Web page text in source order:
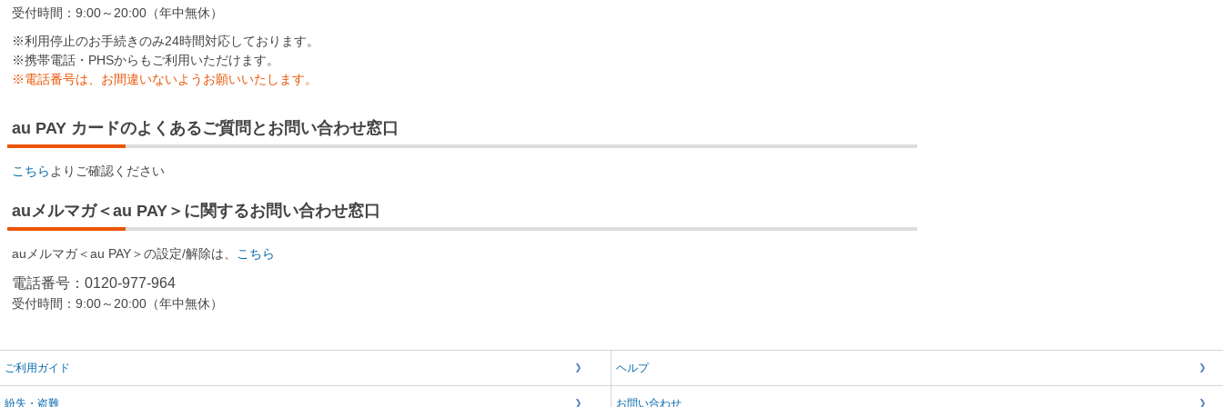
受付時間：9:00～20:00（年中無休）
※利用停止のお手続きのみ24時間対応しております。
※携帯電話・PHSからもご利用いただけます。
※電話番号は、お間違いないようお願いいたします。
au PAY カードのよくあるご質問とお問い合わせ窓口
こちら よりご確認ください
auメルマガ＜au PAY＞に関するお問い合わせ窓口
auメルマガ＜au PAY＞の設定/解除は、 こちら
電話番号：0120-977-964
受付時間：9:00～20:00（年中無休）
ご利用ガイド ヘルプ
紛失・盗難 お問い合わせ